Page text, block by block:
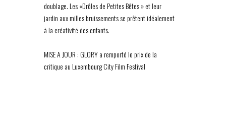
doublage. Les «Drôles de Petites Bêtes » et leur
jardin aux milles bruissements se prêtent idéalement
à la créativité des enfants.
MISE A JOUR : GLORY a remporté le prix de la
critique au Luxembourg City Film Festival